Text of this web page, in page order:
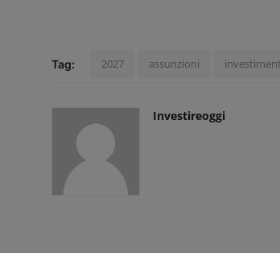
Tag: 2027 assunzioni
Investireoggi